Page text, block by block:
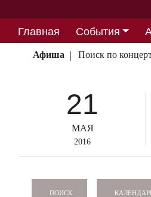
Главная События
Партнерство
Афиша Поиск по
21
МАЯ
2016
ПОИСК